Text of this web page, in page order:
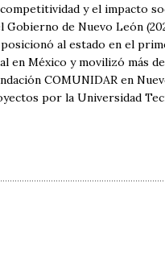
y el impacto
de Nuevo León
al estado en el
México y movilizó más
COMUNIDAR en
por la Universidad